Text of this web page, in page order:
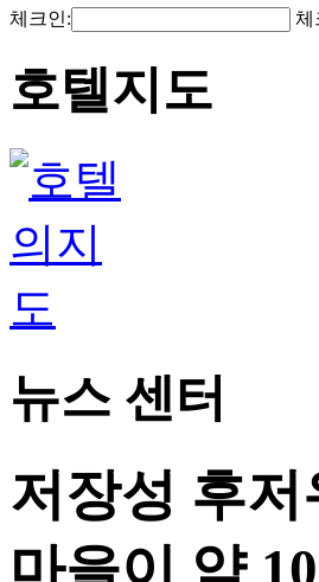
체크인: 체
호텔지도
뉴스 센터
저장성 후
마을이 약